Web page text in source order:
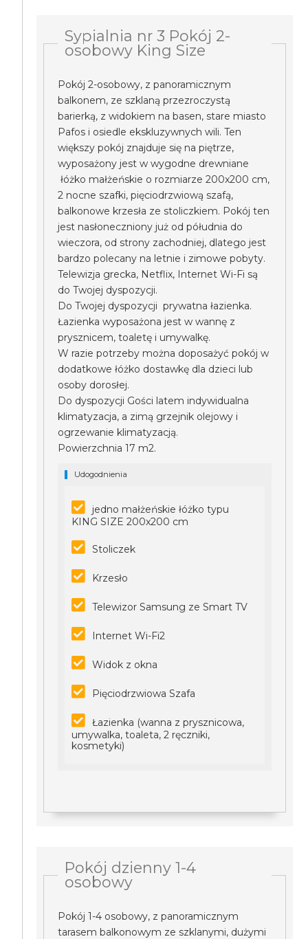
Sypialnia nr 3 Pokój 2-
osobowy King Size
Pokój 2-osobowy, z panoramicznym
balkonem, ze szklaną przezroczystą
barierką, z widokiem na basen, stare miasto
Pafos i osiedle ekskluzywnych wili. Ten
większy pokój znajduje się na piętrze,
wyposażony jest w wygodne drewniane
łóżko małżeńskie o rozmiarze 200x200 cm,
2 nocne szafki, pięciodrzwiową szafą,
balkonowe krzesła ze stoliczkiem. Pokój ten
jest nasłoneczniony już od półudnia do
wieczora, od strony zachodniej, dlatego jest
bardzo polecany na letnie i zimowe pobyty.
Telewizja grecka, Netflix, Internet Wi-Fi są
do Twojej dyspozycji.
Do Twojej dyspozycji prywatna łazienka.
Łazienka wyposażona jest w wannę z
prysznicem, toaletę i umywalkę.
W razie potrzeby można doposażyć pokój w
dodatkowe łóżko dostawkę dla dzieci lub
osoby dorosłej.
Do dyspozycji Gości latem indywidualna
klimatyzacja, a zimą grzejnik olejowy i
ogrzewanie klimatyzacją.
Powierzchnia 17 m2.
Udogodnienia
jedno małżeńskie łóżko typu
KING SIZE 200x200 cm
Stoliczek
Krzesło
Telewizor Samsung ze Smart TV
Internet Wi-Fi2
Widok z okna
Pięciodrzwiowa Szafa
Łazienka (wanna z prysznicowa,
umywalka, toaleta, 2 ręczniki,
kosmetyki)
Pokój dzienny 1-4
osobowy
Pokój 1-4 osobowy, z panoramicznym
tarasem balkonowym ze szklanymi, dużymi